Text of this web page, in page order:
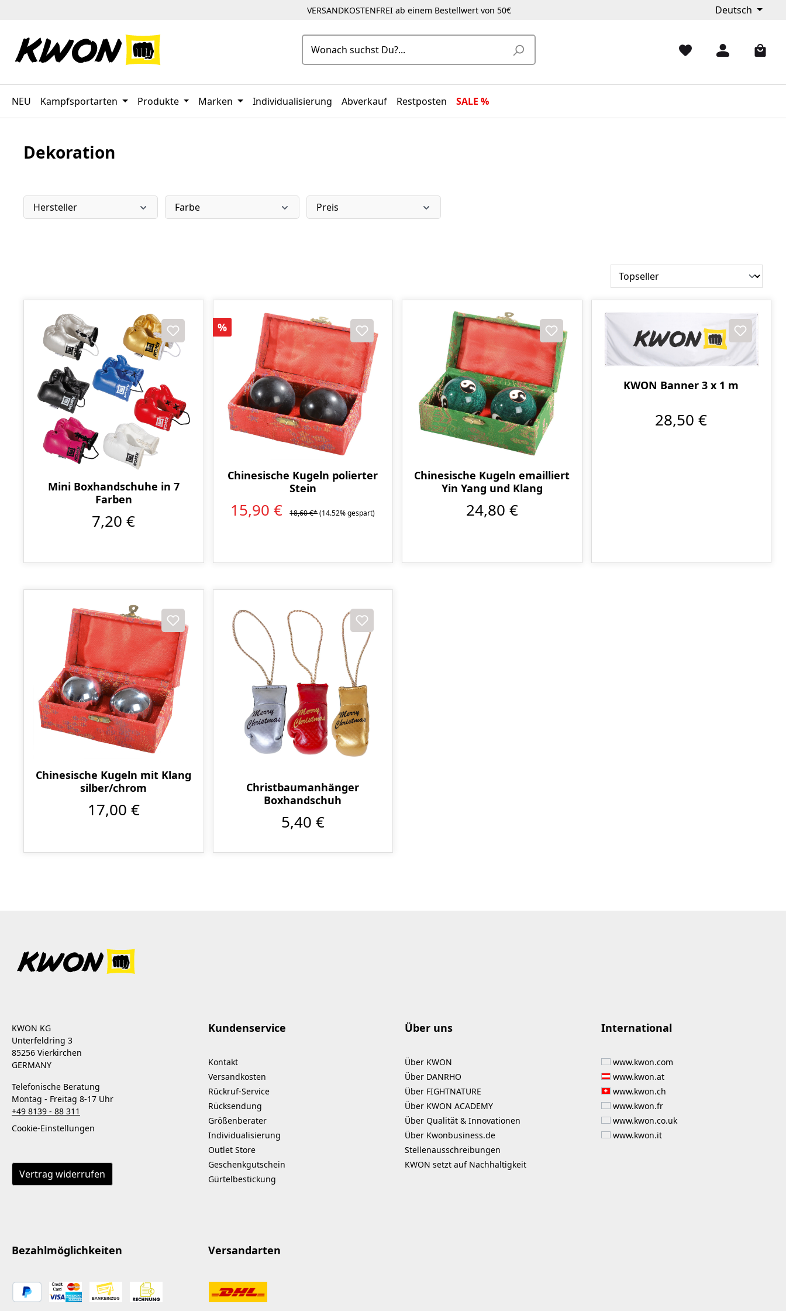
VERSANDKOSTENFREI ab einem Bestellwert von 50€ Deutsch
NEU Kampfsportarten Produkte Marken Individualisierung Abverkauf Restposten SALE %
Dekoration
Hersteller Farbe Preis
Mini Boxhandschuhe in 7
Farben
7,20 €
Rabatt
%
Chinesische Kugeln polierter
Stein
15,90 € 18,60 €*(14.52% gespart)
Chinesische Kugeln emailliert
Yin Yang und Klang
24,80 €
KWON Banner 3 x 1 m
28,50 €
Chinesische Kugeln mit Klang
silber/chrom
17,00 €
Christbaumanhänger
Boxhandschuh
5,40 €
KWON KG
Unterfeldring 3
85256 Vierkirchen
GERMANY
Telefonische Beratung
Montag - Freitag 8-17 Uhr
+49 8139 - 88 311
Cookie-Einstellungen
Vertrag widerrufen
Kundenservice
Kontakt
Versandkosten
Rückruf-Service
Rücksendung
Größenberater
Individualisierung
Outlet Store
Geschenkgutschein
Gürtelbestickung
Über uns
Über KWON
Über DANRHO
Über FIGHTNATURE
Über KWON ACADEMY
Über Qualität & Innovationen
Über Kwonbusiness.de
Stellenausschreibungen
KWON setzt auf Nachhaltigkeit
International
www.kwon.com
www.kwon.at
www.kwon.ch
www.kwon.fr
www.kwon.co.uk
www.kwon.it
Bezahlmöglichkeiten Versandarten